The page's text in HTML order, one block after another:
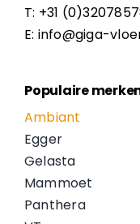
T: +31
E: info@giga-
Populaire
Ambiant
Egger
Gelasta
Mammoet
Panthera